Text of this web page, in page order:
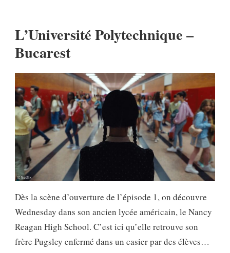
L’Université Polytechnique –
Bucarest
Dès la scène d’ouverture de l’épisode 1, on découvre
Wednesday dans son ancien lycée américain, le Nancy
Reagan High School. C’est ici qu’elle retrouve son
frère Pugsley enfermé dans un casier par des élèves…